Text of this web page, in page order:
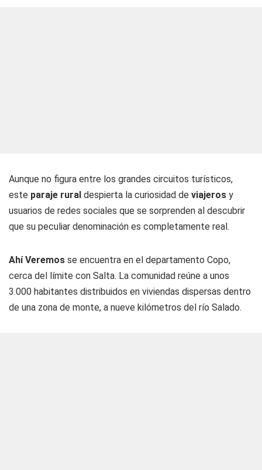
Aunque no figura entre los grandes circuitos turísticos,
este paraje rural despierta la curiosidad de viajeros y
usuarios de redes sociales que se sorprenden al descubrir
que su peculiar denominación es completamente real.
Ahí Veremos se encuentra en el departamento Copo,
cerca del límite con Salta. La comunidad reúne a unos
3.000 habitantes distribuidos en viviendas dispersas dentro
de una zona de monte, a nueve kilómetros del río Salado.